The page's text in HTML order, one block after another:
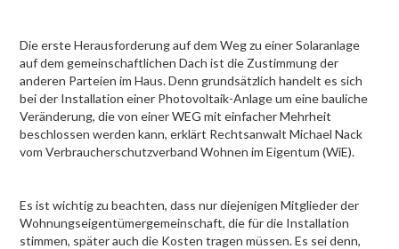
Die erste Herausforderung auf dem Weg zu einer Solaranlage
auf dem gemeinschaftlichen Dach ist die Zustimmung der
anderen Parteien im Haus. Denn grundsätzlich handelt es sich
bei der Installation einer Photovoltaik-Anlage um eine bauliche
Veränderung, die von einer WEG mit einfacher Mehrheit
beschlossen werden kann, erklärt Rechtsanwalt Michael Nack
vom Verbraucherschutzverband Wohnen im Eigentum (WiE).
Es ist wichtig zu beachten, dass nur diejenigen Mitglieder der
Wohnungseigentümergemeinschaft, die für die Installation
stimmen, später auch die Kosten tragen müssen. Es sei denn,